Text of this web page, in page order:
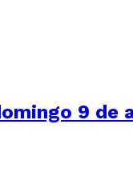
9 de